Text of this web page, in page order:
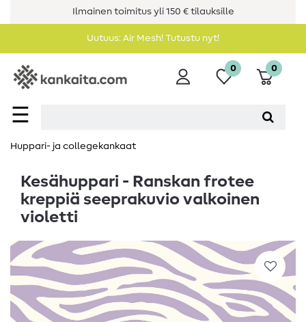
Ilmainen toimitus yli 150 € tilauksille
Uutuus: Air Mesh! Tutustu nyt!
☰
0 0
Huppari- ja collegekankaat
Kesähuppari - Ranskan frotee
kreppiä seeprakuvio valkoinen
violetti